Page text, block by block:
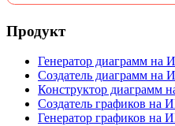
Продукт
Генератор диаграмм на
Создатель диаграмм на
Конструктор диаграмм
Создатель графиков на
Генератор графиков на